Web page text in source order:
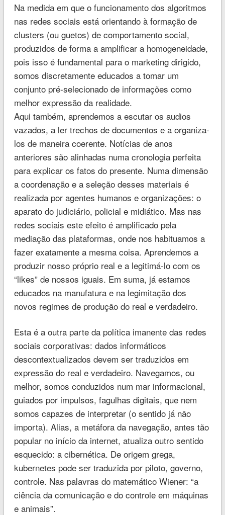
Na medida em que o funcionamento dos algoritmos
nas redes sociais está orientando à formação de
clusters (ou guetos) de comportamento social,
produzidos de forma a amplificar a homogeneidade,
pois isso é fundamental para o marketing dirigido,
somos discretamente educados a tomar um
conjunto pré-selecionado de informações como
melhor expressão da realidade.
Aqui também, aprendemos a escutar os audios
vazados, a ler trechos de documentos e a organiza-
los de maneira coerente. Notícias de anos
anteriores são alinhadas numa cronologia perfeita
para explicar os fatos do presente. Numa dimensão
a coordenação e a seleção desses materiais é
realizada por agentes humanos e organizações: o
aparato do judiciário, policial e midiático. Mas nas
redes sociais este efeito é amplificado pela
mediação das plataformas, onde nos habituamos a
fazer exatamente a mesma coisa. Aprendemos a
produzir nosso próprio real e a legitimá-lo com os
“likes” de nossos iguais. Em suma, já estamos
educados na manufatura e na legimitação dos
novos regimes de produção do real e verdadeiro.
Esta é a outra parte da política imanente das redes
sociais corporativas: dados informáticos
descontextualizados devem ser traduzidos em
expressão do real e verdadeiro. Navegamos, ou
melhor, somos conduzidos num mar informacional,
guiados por impulsos, fagulhas digitais, que nem
somos capazes de interpretar (o sentido já não
importa). Alias, a metáfora da navegação, antes tão
popular no início da internet, atualiza outro sentido
esquecido: a cibernética. De origem grega,
kubernetes pode ser traduzida por piloto, governo,
controle. Nas palavras do matemático Wiener: “a
ciência da comunicação e do controle em máquinas
e animais”.